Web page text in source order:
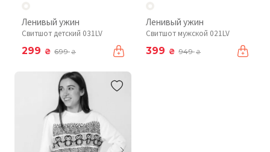
Ленивый ужин
Свитшот детский 031LV
299 ₴ 699₴
Ленивый ужин
Свитшот мужской 021LV
399 ₴ 949₴